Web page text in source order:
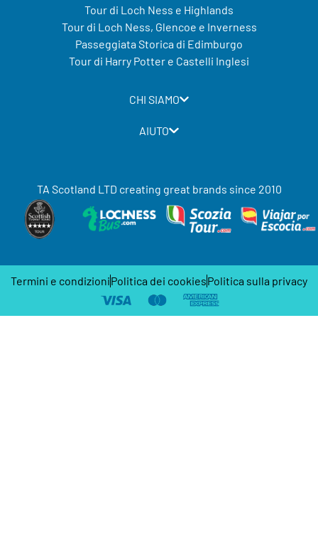
Tour di Loch Ness e Highlands
Tour di Loch Ness, Glencoe e Inverness
Passeggiata Storica di Edimburgo
Tour di Harry Potter e Castelli Inglesi
CHI SIAMO
AIUTO
TA Scotland LTD creating great brands since 2010
Termini e condizioniPolitica dei cookiesPolitica sulla privacy